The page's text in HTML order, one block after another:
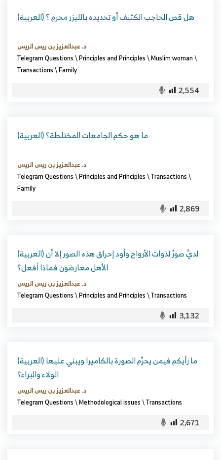
(العربية) هل قص الحاجب الكثيف أو تحديده بالليزر محرم ؟
د. عبدالعزيز بن ريس الريس
Telegram Questions\Principles and Principles\Muslim woman\
Transactions\Family
2,554
(العربية) ما هو حكم الجامعات المختلطة؟
د. عبدالعزيز بن ريس الريس
Telegram Questions\Principles and Principles\Transactions\
Family
2,869
(العربية) لديَّ صورٌ لذوات الأرواح وأود إحراق هذه الصور إلا أن
الأهل معارضون فماذا أفعل؟
د. عبدالعزيز بن ريس الريس
Telegram Questions\Principles and Principles\Transactions
3,132
(العربية) ما رأيكم فيمن يحرِّم الصورة بالكاميرا ويبني عليها
الولاء والبراء؟
د. عبدالعزيز بن ريس الريس
Telegram Questions\Methodological issues\Transactions
2,671